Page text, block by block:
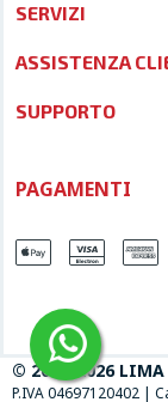
SERVIZI
ASSISTENZA
SUPPORTO
PAGAMENTI
© 2013-2026 LIMA
P.IVA 04697120402 |